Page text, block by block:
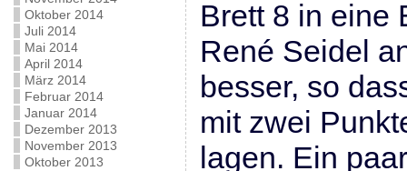
Oktober 2014
Juli 2014
Mai 2014
April 2014
März 2014
Februar 2014
Januar 2014
Dezember 2013
November 2013
Oktober 2013
Brett 8 in eine
René Seidel
besser, so
mit zwei
lagen. Ein